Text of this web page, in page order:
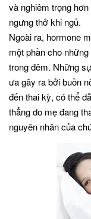
và nghiêm trọng
ngưng thở khi ngủ.
Ngoài ra, hormone
một phần cho
trong đêm. Những
ưa gây ra bởi buồn
đến thai kỳ, có thể
thẳng do mẹ đang
nguyên nhân của